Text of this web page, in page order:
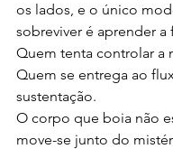
os lados, e o único
sobreviver é aprender a
Quem tenta controlar a
Quem se entrega ao
sustentação.
O corpo que boia não
move-se junto do